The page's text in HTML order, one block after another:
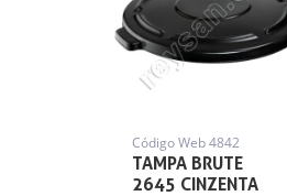
TAMPA BRUTE
2645 CINZENTA
Código Web 4842